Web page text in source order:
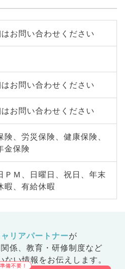
お問い合わせください
お問い合わせください
お問い合わせください
険、労災保険、健康保険、
金保険
ＰＭ、日曜日、祝日、年末
暇、有給休暇
リアパートナーが
係、 教育・研修制度など
い情報をお伝えします。